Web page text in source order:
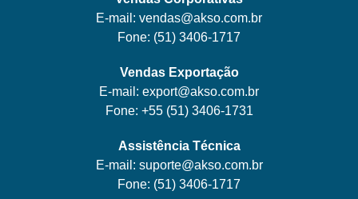
E-mail: vendas@akso.com.br
Fone: (51) 3406-1717
Vendas Exportação
E-mail: export@akso.com.br
Fone: +55 (51) 3406-1731
Assistência Técnica
E-mail: suporte@akso.com.br
Fone: (51) 3406-1717